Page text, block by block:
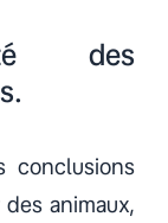
des
conclusions
animaux,